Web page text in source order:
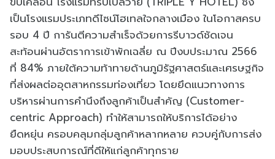
เป็นโรงแรมประเภทดีไซน์โฮเทลใจกลางเมือง ในโอกาสครบ
รอบ 4 ปี การันตีความสำเร็จด้วยการรีบาวด์ชัดเจน
สะท้อนผ่านอัตราการเข้าพักเฉลี่ย ณ ปีงบประมาณ 2566
ที่ 84% ภายใต้ความท้าทายด้านภูมิรัฐศาสตร์และเศรษฐกิจ
ที่ส่งผลต่ออุตสาหกรรมท่องเที่ยว โดยยึดแนวทางการ
บริหารผ่านการคำนึงถึงลูกค้าเป็นสำคัญ (Customer-
centric Approach) ทำให้สามารถให้บริการได้อย่าง
ยืดหยุ่น ครอบคลุมกลุ่มลูกค้าหลากหลาย ควบคู่กับการส่ง
มอบประสบการณ์ที่ดีให้แก่ลูกค้าทุกราย